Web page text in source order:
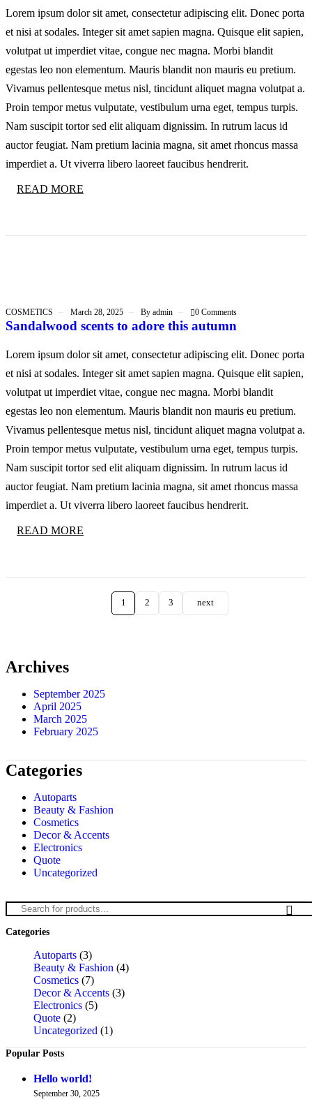
Lorem ipsum dolor sit amet, consectetur adipiscing elit. Donec porta
et nisi at sodales. Integer sit amet sapien magna. Quisque elit sapien,
volutpat ut imperdiet vitae, congue nec magna. Morbi blandit
egestas leo non elementum. Mauris blandit non mauris eu pretium.
Vivamus pellentesque metus nisl, tincidunt aliquet magna volutpat a.
Proin tempor metus vulputate, vestibulum urna eget, tempus turpis.
Nam suscipit tortor sed elit aliquam dignissim. In rutrum lacus id
auctor feugiat. Nam pretium lacinia magna, sit amet rhoncus massa
imperdiet a. Ut viverra libero laoreet faucibus hendrerit.
READ MORE
COSMETICS March 28, 2025 By admin 0 Comments
Sandalwood scents to adore this autumn
Lorem ipsum dolor sit amet, consectetur adipiscing elit. Donec porta
et nisi at sodales. Integer sit amet sapien magna. Quisque elit sapien,
volutpat ut imperdiet vitae, congue nec magna. Morbi blandit
egestas leo non elementum. Mauris blandit non mauris eu pretium.
Vivamus pellentesque metus nisl, tincidunt aliquet magna volutpat a.
Proin tempor metus vulputate, vestibulum urna eget, tempus turpis.
Nam suscipit tortor sed elit aliquam dignissim. In rutrum lacus id
auctor feugiat. Nam pretium lacinia magna, sit amet rhoncus massa
imperdiet a. Ut viverra libero laoreet faucibus hendrerit.
READ MORE
1 2 3 next
Archives
September 2025
April 2025
March 2025
February 2025
Categories
Autoparts
Beauty & Fashion
Cosmetics
Decor & Accents
Electronics
Quote
Uncategorized
Categories
Autoparts (3)
Beauty & Fashion (4)
Cosmetics (7)
Decor & Accents (3)
Electronics (5)
Quote (2)
Uncategorized (1)
Popular Posts
Hello world!
September 30, 2025